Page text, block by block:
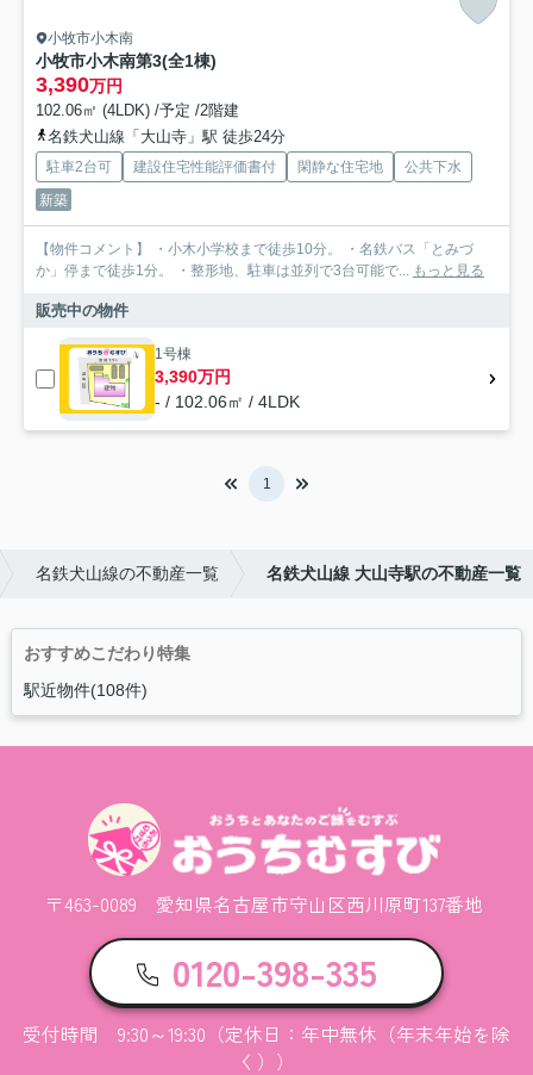
小牧市小木南
小牧市小木南第3(全1棟)
3,390万円
102.06㎡ (4LDK) /予定 /2階建
名鉄犬山線「大山寺」駅 徒歩24分
駐車2台可 建設住宅性能評価書付 閑静な住宅地
公共下水
新築
【物件コメント】 ・小木小学校まで徒歩10分。 ・名鉄バス「とみづ
か」停まで徒歩1分。 ・整形地、駐車は並列で3台可能で... もっと見る
販売中の物件
1号棟
3,390万円
- / 102.06㎡ / 4LDK
1
名鉄犬山線の不動産一覧 名鉄犬山線 大山寺駅の不動産一覧
おすすめこだわり特集
駅近物件(108件)
〒463-0089 愛知県名古屋市守山区西川原町137番地
0120-398-335
受付時間 9:30～19:30（定休日：年中無休（年末年始を除
く））